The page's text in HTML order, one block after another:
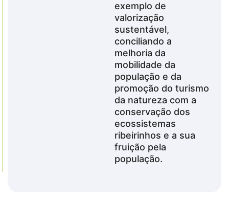
exemplo de
valorização
sustentável,
conciliando a
melhoria da
mobilidade da
população e da
promoção do turismo
da natureza com a
conservação dos
ecossistemas
ribeirinhos e a sua
fruição pela
população.